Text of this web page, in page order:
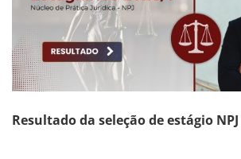
Resultado da seleção de estágio NPJ